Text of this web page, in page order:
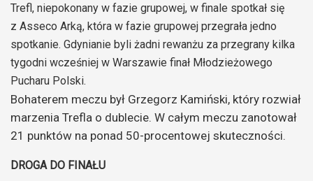
Trefl, niepokonany w fazie grupowej, w finale spotkał się
z Asseco Arką, która w fazie grupowej przegrała jedno
spotkanie. Gdynianie byli żadni rewanżu za przegrany kilka
tygodni wcześniej w Warszawie finał Młodzieżowego
Pucharu Polski.
Bohaterem meczu był Grzegorz Kamiński, który rozwiał
marzenia Trefla o dublecie. W całym meczu zanotował
21 punktów na ponad 50-procentowej skuteczności.
DROGA DO FINAŁU